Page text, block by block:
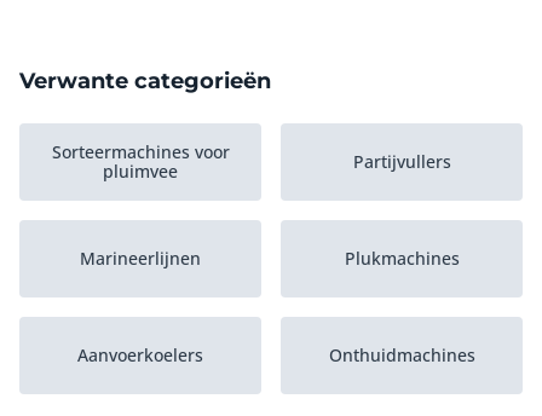
Verwante categorieën
Sorteermachines voor
pluimvee
Partijvullers
Marineerlijnen Plukmachines
Aanvoerkoelers Onthuidmachines